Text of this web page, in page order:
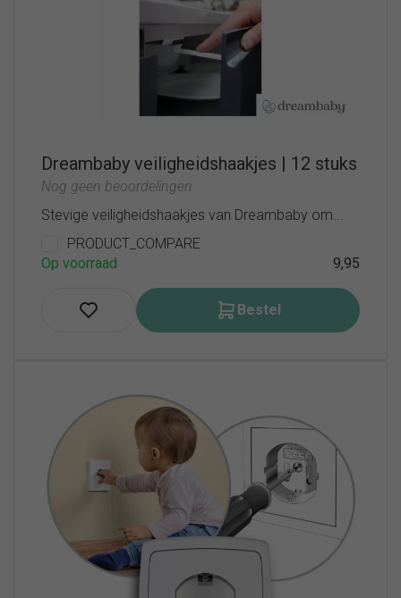
Dreambaby veiligheidshaakjes | 12 stuks
Nog geen beoordelingen
Stevige veiligheidshaakjes van Dreambaby om...
PRODUCT_COMPARE
Op voorraad
9,95
Bestel